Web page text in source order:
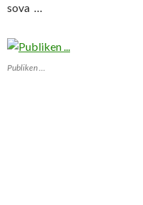
sova …
Publiken …